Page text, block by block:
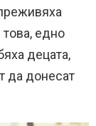
едно
децата,
да донесат